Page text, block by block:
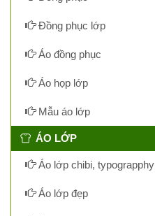
Đồng phục lớp
Áo đồng phục
Áo họp lớp
Mẫu áo lớp
ÁO LỚP
Áo lớp chibi, typograpphy
Áo lớp đẹp